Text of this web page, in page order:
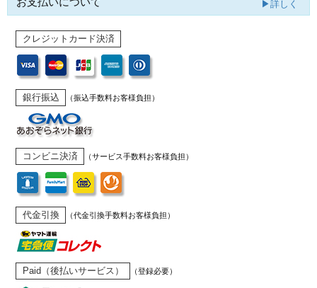
▶詳しく
クレジットカード決済
銀行振込 （振込手数料お客様負担）
コンビニ決済 （サービス手数料お客様負担）
代金引換 （代金引換手数料お客様負担）
Paid（後払いサービス） （登録必要）